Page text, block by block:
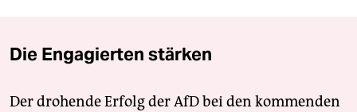
Die Engagierten stärken
Der drohende Erfolg der AfD bei den kommenden